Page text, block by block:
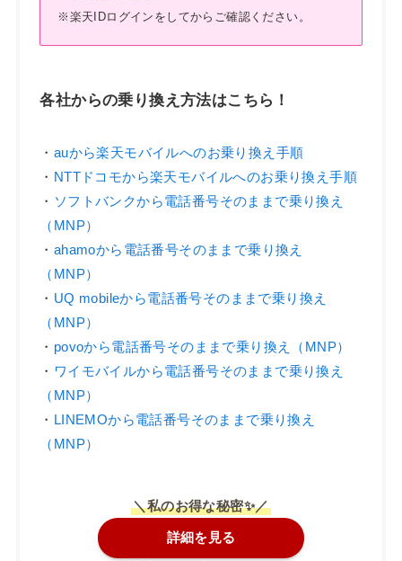
※楽天IDログインをしてからご確認ください。
各社からの乗り換え方法はこちら！
・ auから楽天モバイルへのお乗り換え手順
・ NTTドコモから楽天モバイルへのお乗り換え手順
・ ソフトバンクから電話番号そのままで乗り換え
（MNP）
・ ahamoから電話番号そのままで乗り換え
（MNP）
・ UQ mobileから電話番号そのままで乗り換え
（MNP）
・ povoから電話番号そのままで乗り換え（MNP）
・ ワイモバイルから電話番号そのままで乗り換え
（MNP）
・ LINEMOから電話番号そのままで乗り換え
（MNP）
＼私のお得な秘密✨／
詳細を見る